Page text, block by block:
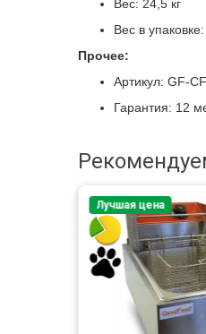
Вес: 24,5 кг
Вес в
Прочее:
Артикул: GF-
Гарантия: 12
Лучшая цена